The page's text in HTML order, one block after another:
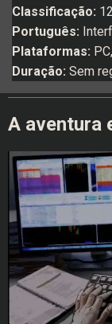
Classificação:
Português:
Plataformas:
Duração: Sem
A aventura